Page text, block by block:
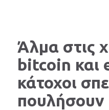
Άλμα στις
bitcoin και
κάτοχοι
πουλήσουν